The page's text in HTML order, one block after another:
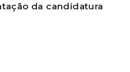
da candidatura